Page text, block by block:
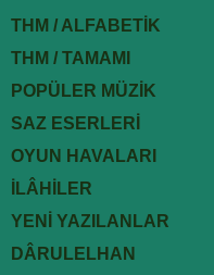
THM / ALFABETİK
THM / TAMAMI
POPÜLER MÜZİK
SAZ ESERLERİ
OYUN HAVALARI
İLÂHİLER
YENİ YAZILANLAR
DÂRULELHAN